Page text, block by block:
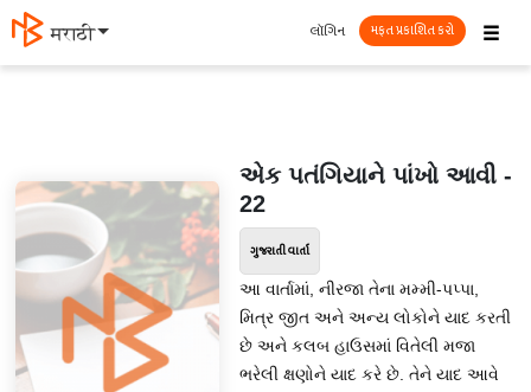
मराठी ☰
લૉગિન મફત પ્રકાશિત કરો
એક પતંગિયાને પાંખો આવી -
22
ગુજરાતી વાર્તા
આ વાર્તામાં, નીરજા તેના મમ્મી-પપ્પા,
મિત્ર જીત અને અન્ય લોકોને યાદ કરતી
છે અને કલબ હાઉસમાં વિતેલી મજા
ભરેલી ક્ષણોને યાદ કરે છે. તેને યાદ આવે